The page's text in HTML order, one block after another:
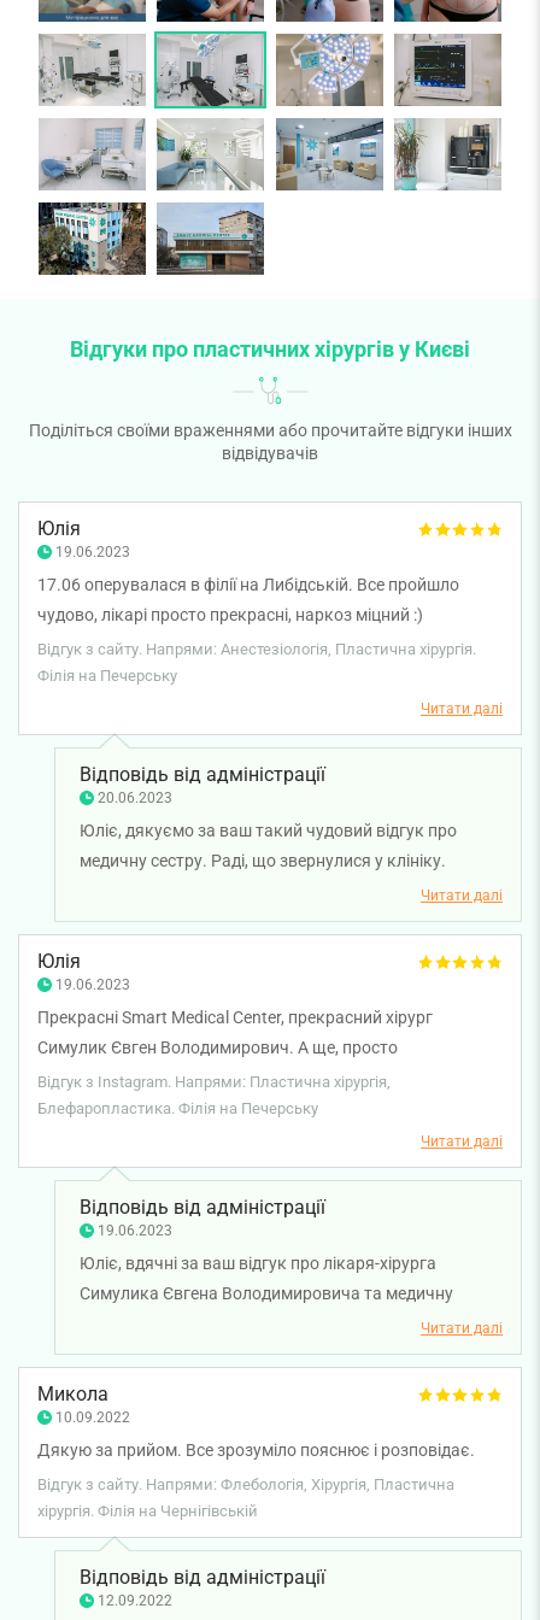
Відгуки про пластичних хірургів у Києві
Поділіться своїми враженнями або прочитайте відгуки інших
відвідувачів
Юлія
19.06.2023
17.06 оперувалася в філії на Либідській. Все пройшло
чудово, лікарі просто прекрасні, наркоз міцний :)
Хвилювалася за післяопераційний період, але на щастя,
на зміні була чудова Піскун Галина, яка піклувалася про
мене і дівчат з сусідньої палати, наче про рідних. Дуже їй
вдячна за турботу, професіоналізм і чудове почуття
гумору. Разом з нею, я пережила ніч спокійно.
Відгук з сайту. Напрями: Анестезіологія, Пластична хірургія.
Філія на Печерську
Читати далі
Відповідь від адміністрації
20.06.2023
Юліє, дякуємо за ваш такий чудовий відгук про
медичну сестру. Раді, що звернулися у клініку.
Бажаємо міцного здоров'я та всього найкращого!
Читати далі
Юлія
19.06.2023
Прекрасні Smart Medical Center, прекрасний хірург
Симулик Євген Володимирович. А ще, просто
неперевершена Галина, яка чергувала в післяопераційній
палаті в ніч з суботи на неділю. Це суміш лагідності,
Відгук з Instagram. Напрями: Пластична хірургія,
Блефаропластика. Філія на Печерську
Читати далі
Відповідь від адміністрації
19.06.2023
Юліє, вдячні за ваш відгук про лікаря-хірурга
Симулика Євгена Володимировича та медичну
сестру. Раді, що звернулися на візит у клініку.
Бажаємо міцного здоров'я та всього найкращого!
Читати далі
Микола
10.09.2022
Дякую за прийом. Все зрозуміло пояснює і розповідає.
Відгук з сайту. Напрями: Флебологія, Хірургія, Пластична
хірургія. Філія на Чернігівській
Відповідь від адміністрації
12.09.2022